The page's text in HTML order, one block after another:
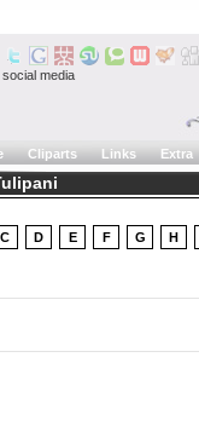
social media
Cliparts Links Extra
C D E F G H